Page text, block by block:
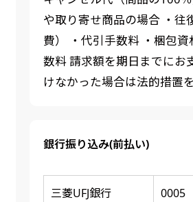
や取り寄せ商品の場合 ・往
費） ・代引手数料 ・梱包資
数料 請求額を期日までにお
けなかった場合は法的措置を
銀行振り込み(前払い)
三菱UFJ銀行 0005